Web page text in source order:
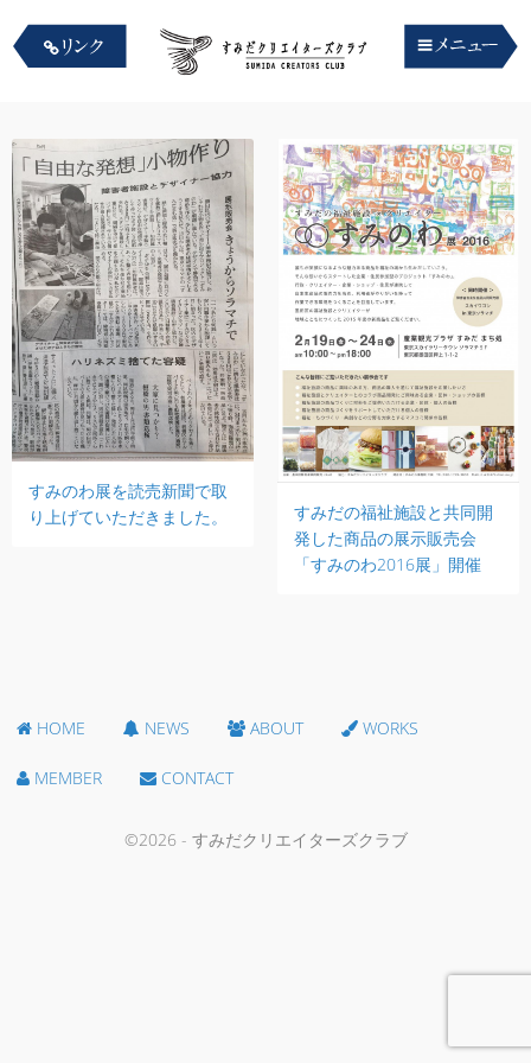
すみのわ展を読売新聞で取
り上げていただきました。
すみだの福祉施設と共同開
発した商品の展示販売会
「すみのわ2016展」開催
HOME NEWS ABOUT WORKS
MEMBER CONTACT
©2026 - すみだクリエイターズクラブ